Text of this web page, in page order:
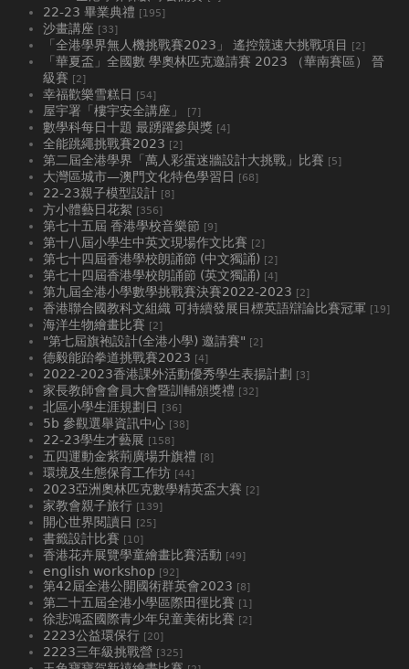
22-23 畢業典禮 [195]
沙畫講座 [33]
「全港學界無人機挑戰賽2023」 遙控競速大挑戰項目 [2]
「華夏盃」全國數 學奧林匹克邀請賽 2023 （華南賽區） 晉
級賽 [2]
幸福歡樂雪糕日 [54]
屋宇署「樓宇安全講座」 [7]
數學科每日十題 最踴躍參與獎 [4]
全能跳繩挑戰賽2023 [2]
第二屆全港學界「萬人彩蛋迷牆設計大挑戰」比賽 [5]
大灣區城市—澳門文化特色學習日 [68]
22-23親子模型設計 [8]
方小體藝日花絮 [356]
第七十五屆 香港學校音樂節 [9]
第十八屆小學生中英文現場作文比賽 [2]
第七十四屆香港學校朗誦節 (中文獨誦) [2]
第七十四屆香港學校朗誦節 (英文獨誦) [4]
第九屆全港小學數學挑戰賽決賽2022-2023 [2]
香港聯合國教科文組織 可持續發展目標英語辯論比賽冠軍 [19]
海洋生物繪畫比賽 [2]
"第七屆旗袍設計(全港小學) 邀請賽" [2]
德毅能跆拳道挑戰賽2023 [4]
2022-2023香港課外活動優秀學生表揚計劃 [3]
家長教師會會員大會暨訓輔頒獎禮 [32]
北區小學生涯規劃日 [36]
5b 參觀選舉資訊中心 [38]
22-23學生才藝展 [158]
五四運動金紫荊廣場升旗禮 [8]
環境及生態保育工作坊 [44]
2023亞洲奧林匹克數學精英盃大賽 [2]
家教會親子旅行 [139]
開心世界閱讀日 [25]
書籤設計比賽 [10]
香港花卉展覽學童繪畫比賽活動 [49]
english workshop [92]
第42屆全港公開國術群英會2023 [8]
第二十五屆全港小學區際田徑比賽 [1]
徐悲鴻盃國際青少年兒童美術比賽 [2]
2223公益環保行 [20]
2223三年級挑戰營 [325]